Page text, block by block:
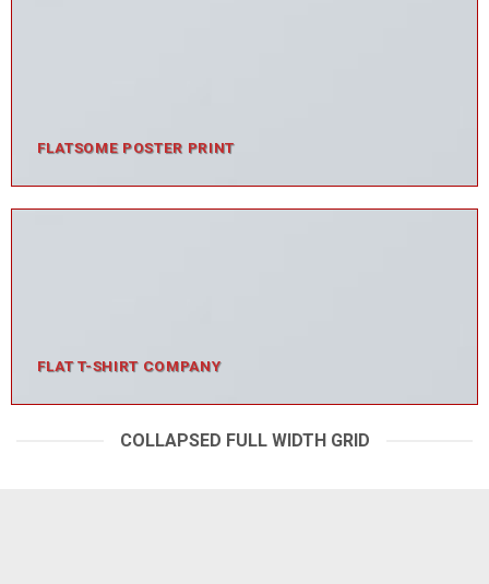
FLATSOME POSTER PRINT
FLAT T-SHIRT COMPANY
COLLAPSED FULL WIDTH GRID